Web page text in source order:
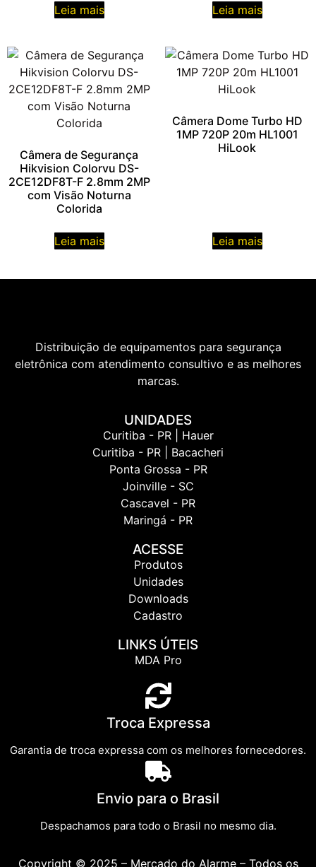
Leia mais Leia mais
Câmera de Segurança
Hikvision Colorvu DS-
2CE12DF8T-F 2.8mm 2MP
com Visão Noturna
Colorida
Leia mais
Câmera Dome Turbo HD
1MP 720P 20m HL1001
HiLook
Leia mais
Distribuição de equipamentos para segurança
eletrônica com atendimento consultivo e as melhores
marcas.
UNIDADES
Curitiba - PR | Hauer
Curitiba - PR | Bacacheri
Ponta Grossa - PR
Joinville - SC
Cascavel - PR
Maringá - PR
ACESSE
Produtos
Unidades
Downloads
Cadastro
LINKS ÚTEIS
MDA Pro
Troca Expressa
Garantia de troca expressa com os melhores fornecedores.
Envio para o Brasil
Despachamos para todo o Brasil no mesmo dia.
Copyright © 2025 – Mercado do Alarme – Todos os